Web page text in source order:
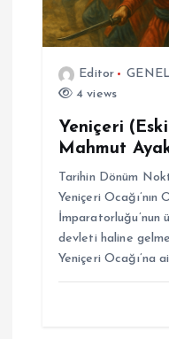
Editor
4 views
Yeniçeri
Mahmut
Tarihin Dönüm
Yeniçeri Ocağı’nın
İmparatorluğu’nun
devleti haline
Yeniçeri Ocağı’na